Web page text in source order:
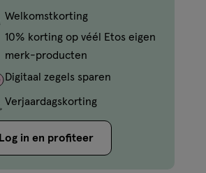
Welkomstkorting
10% korting op véél Etos eigen
merk-producten
Digitaal zegels sparen
Verjaardagskorting
Log in en profiteer